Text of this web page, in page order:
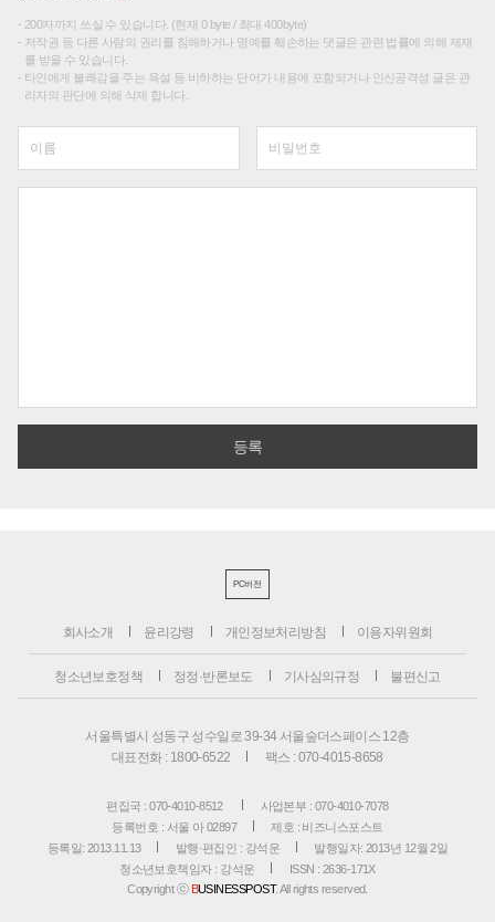
200자까지 쓰실 수 있습니다. (현재 0 byte / 최대 400byte)
저작권 등 다른 사람의 권리를 침해하거나 명예를 훼손하는 댓글은 관련 법률에 의해 제재
를 받을 수 있습니다.
타인에게 불쾌감을 주는 욕설 등 비하하는 단어가 내용에 포함되거나 인신공격성 글은 관
리자의 판단에 의해 삭제 합니다.
PC버전
회사소개 윤리강령 개인정보처리방침 이용자위원회
청소년보호정책 정정·반론보도 기사심의규정 불편신고
서울특별시 성동구 성수일로 39-34 서울숲더스페이스 12층
대표전화 : 1800-6522
팩스 : 070-4015-8658
편집국 : 070-4010-8512
사업본부 : 070-4010-7078
등록번호 : 서울 아 02897
제호 : 비즈니스포스트
등록일: 2013.11.13
발행·편집인 : 강석운
발행일자: 2013년 12월 2일
청소년보호책임자 : 강석운
ISSN : 2636-171X
Copyright ⓒ BUSINESSPOST. All rights reserved.